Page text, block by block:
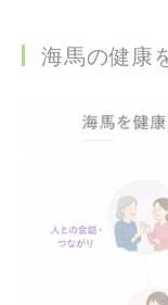
海馬の健康